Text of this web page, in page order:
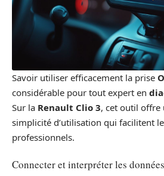
Savoir utiliser efficacement la prise
considérable pour tout expert en
Sur la Renault Clio 3, cet outil offre
simplicité d’utilisation qui facilitent
professionnels.
Connecter et interpréter les données